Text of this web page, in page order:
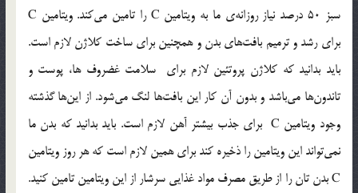
سبز 50 درصد نیاز روزانه‌ی ما به ویتامین C را تامین می‌کند. ویتامین C
برای رشد و ترمیم بافت‌های بدن و همچنین برای ساخت کلاژن لازم است.
باید بدانید که کلاژن پروتئین لازم برای سلامت غضروف ها، پوست و
تاندون‌ها می‌باشد و بدون آن کار این بافت‌ها لنگ می‌شود. از این‌ها گذشته
وجود ویتامین C برای جذب بیشتر آهن لازم است. باید بدانید که بدن ما
نمی‌تواند این ویتامین را ذخیره کند برای همین لازم است که هر روز ویتامین
C بدن تان را از طریق مصرف مواد غذایی سرشار از این ویتامین تامین کنید.